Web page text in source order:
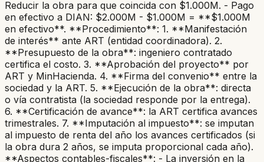
Reducir la obra para que coincida con $1.000M. - Pago
en efectivo a DIAN: $2.000M - $1.000M = **$1.000M
en efectivo**. **Procedimiento**: 1. **Manifestación
de interés** ante ART (entidad coordinadora). 2.
**Presupuesto de la obra**: ingeniero contratado
certifica el costo. 3. **Aprobación del proyecto** por
ART y MinHacienda. 4. **Firma del convenio** entre la
sociedad y la ART. 5. **Ejecución de la obra**: directa
o vía contratista (la sociedad responde por la entrega).
6. **Certificación de avance**: la ART certifica avances
trimestrales. 7. **Imputación al impuesto**: se imputan
al impuesto de renta del año los avances certificados (si
la obra dura 2 años, se imputa proporcional cada año).
**Aspectos contables-fiscales**: - La inversión en la